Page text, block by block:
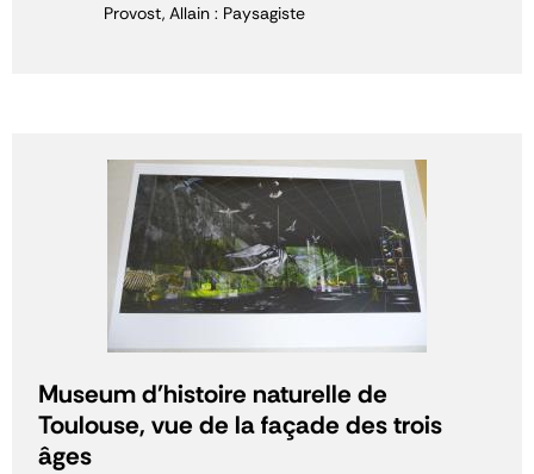
Provost, Allain : Paysagiste
Museum d'histoire naturelle de
Toulouse, vue de la façade des trois
âges